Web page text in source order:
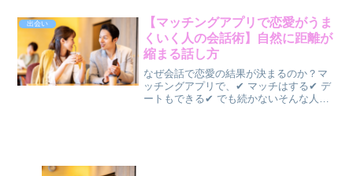
ェードアウトされるそんな経験はありま
せんか？実は...
出会い
【マッチングアプリで恋愛がうま
くいく人の会話術】自然に距離が
縮まる話し方
なぜ会話で恋愛の結果が決まるのか？マ
ッチングアプリで、✔ マッチはする✔ デ
ートもできる✔ でも続かないそんな人の